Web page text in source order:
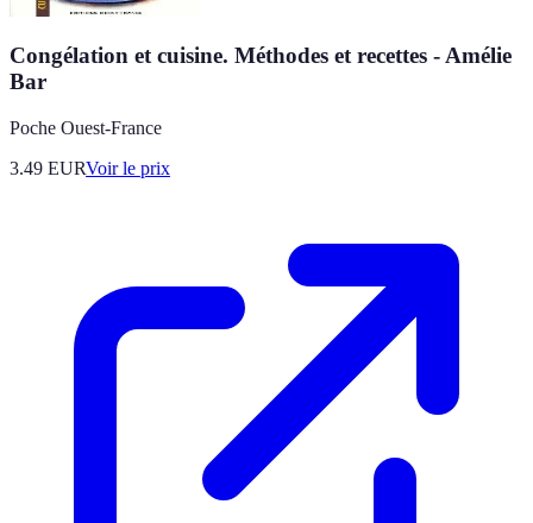
Congélation et cuisine. Méthodes et recettes - Amélie
Bar
Poche Ouest-France
3.49 EURVoir le prix